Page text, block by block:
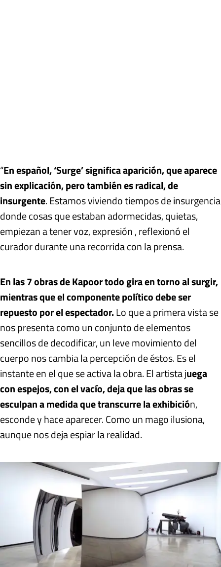
“En español, ‘Surge’ significa aparición, que aparece
sin explicación, pero también es radical, de
insurgente. Estamos viviendo tiempos de insurgencia
donde cosas que estaban adormecidas, quietas,
empiezan a tener voz, expresión , reflexionó el
curador durante una recorrida con la prensa.
En las 7 obras de Kapoor todo gira en torno al surgir,
mientras que el componente político debe ser
repuesto por el espectador.Lo que a primera vista se
nos presenta como un conjunto de elementos
sencillos de decodificar, un leve movimiento del
cuerpo nos cambia la percepción de éstos. Es el
instante en el que se activa la obra. El artista juega
con espejos, con el vacío, deja que las obras se
esculpan a medida que transcurre la exhibición,
esconde y hace aparecer. Como un mago ilusiona,
aunque nos deja espiar la realidad.